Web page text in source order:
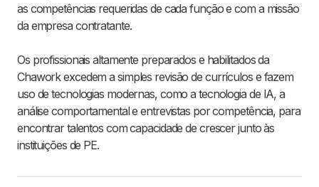
as competências requeridas de cada função e com a missão
da empresa contratante.
Os profissionais altamente preparados e habilitados da
Chawork excedem a simples revisão de currículos e fazem
uso de tecnologias modernas, como a tecnologia de IA, a
análise comportamental e entrevistas por competência, para
encontrar talentos com capacidade de crescer junto às
instituições de PE.